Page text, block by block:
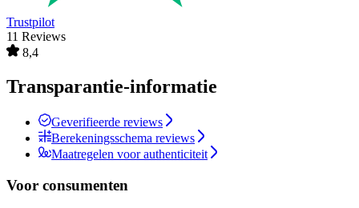
Trustpilot
11 Reviews
8,4
Transparantie-informatie
Geverifieerde reviews
Berekeningsschema reviews
Maatregelen voor authenticiteit
Voor consumenten